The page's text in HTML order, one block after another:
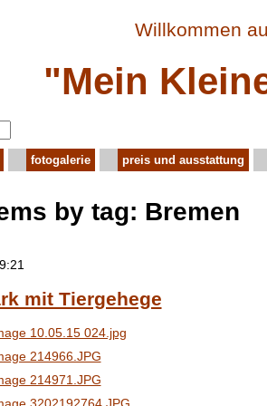
Willkommen
"Mein
fotogalerie preis und ausstattung
by tag: Bremen
mit Tiergehege